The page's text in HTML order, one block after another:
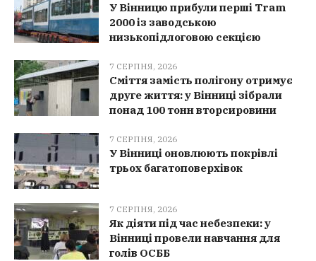
У Вінницю прибули перші Tram
2000 із заводською
низькопідлоговою секцією
7 СЕРПНЯ, 2026
Сміття замість полігону отримує
друге життя: у Вінниці зібрали
понад 100 тонн вторсировини
7 СЕРПНЯ, 2026
У Вінниці оновлюють покрівлі
трьох багатоповерхівок
7 СЕРПНЯ, 2026
Як діяти під час небезпеки: у
Вінниці провели навчання для
голів ОСББ